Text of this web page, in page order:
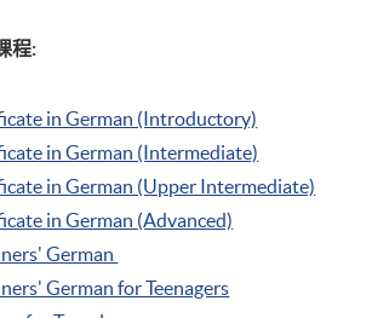
程:
in German (Introductory)
in German (Intermediate)
in German (Upper Intermediate)
in German (Advanced)
German
German for Teenagers